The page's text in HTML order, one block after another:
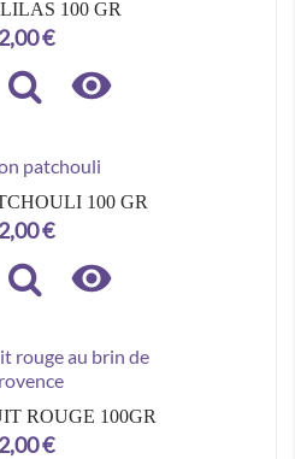
100 GR
Prix
2,00 €

100 GR
Prix
2,00 €

ROUGE 100GR
Prix
2,00 €